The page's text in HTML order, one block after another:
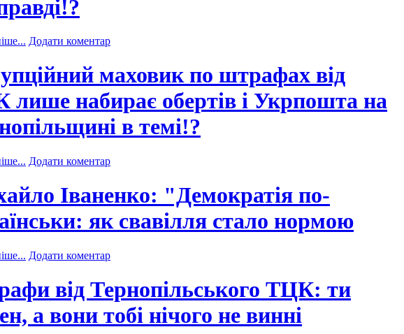
Додати коментар
маховик по штрафах від
набирає обертів і Укрпошта на
в темі!?
Додати коментар
Іваненко: "Демократія по-
як свавілля стало нормою
Додати коментар
від Тернопільського ТЦК: ти
а вони тобі нічого не винні